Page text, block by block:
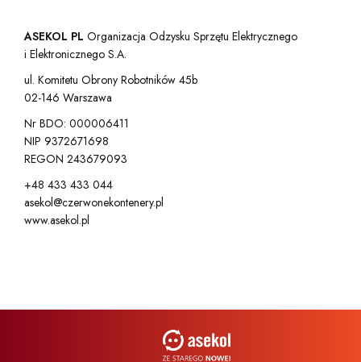
ASEKOL PL Organizacja Odzysku Sprzętu Elektrycznego
i Elektronicznego S.A.
ul. Komitetu Obrony Robotników 45b
02-146 Warszawa
Nr BDO: 000006411
NIP 9372671698
REGON 243679093
+48 433 433 044
asekol@czerwonekontenery.pl
www.asekol.pl